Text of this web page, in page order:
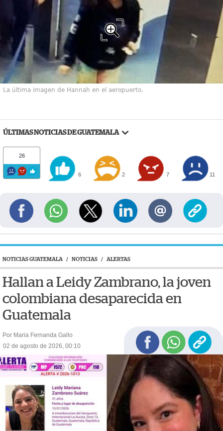
La última imagen de Hannah en el aeropuerto.
ÚLTIMAS NOTICIAS DE GUATEMALA
26
6 2 7 11
NOTICIAS GUATEMALA / NOTICIAS / ALERTAS
Hallan a Leidy Zambrano, la joven
colombiana desaparecida en
Guatemala
Por Maria Fernanda Gallo
02 de agosto de 2026, 00:10